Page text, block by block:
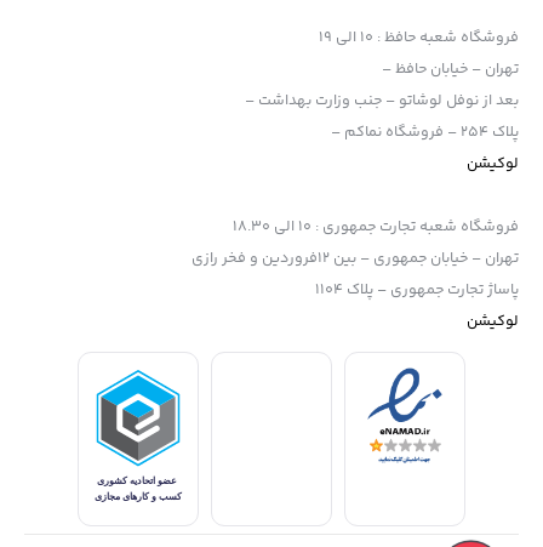
فروشگاه شعبه حافظ: 10 الی 19
تهران – خیابان حافظ –
بعد از نوفل لوشاتو – جنب وزارت بهداشت –
پلاک 254 – فروشگاه نماکم –
لوکیشن
فروشگاه شعبه تجارت جمهوری : 10 الی 18.30
تهران – خیابان جمهوری – بین 12فروردین و فخر رازی
پاساژ تجارت جمهوری – پلاک 1104
لوکیشن